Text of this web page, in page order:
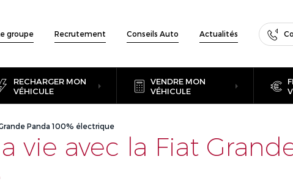
groupe Recrutement Conseils Auto Actualités
RECHARGER MON
VÉHICULE
VENDRE MON
VÉHICULE
Panda 100% électrique
vie avec la Fiat